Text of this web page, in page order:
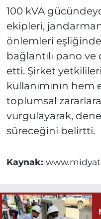
100 kVA
ekipleri,
önlemleri
bağlantılı pano
etti. Şirket
kullanımının
toplumsal zararlara
vurgulayarak,
süreceğini belirtti.
Kaynak: